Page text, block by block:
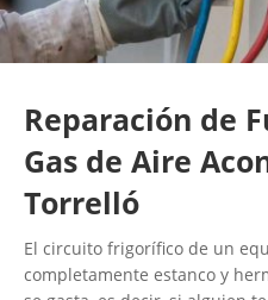
Reparación de
Gas de Aire
Torrelló
El circuito frigorífico de un
completamente estanco y